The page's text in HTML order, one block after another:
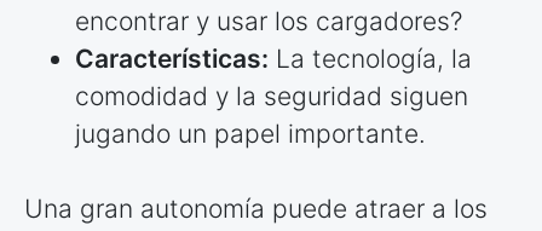
encontrar y usar los cargadores?
Características: La tecnología, la
comodidad y la seguridad siguen
jugando un papel importante.
Una gran autonomía puede atraer a los